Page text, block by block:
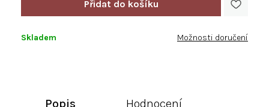
Skladem Možnosti doručení
Popis Hodnocení